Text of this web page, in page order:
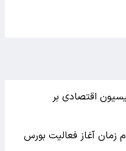
اقتصادی بر
زمان آغاز فعالیت بورس